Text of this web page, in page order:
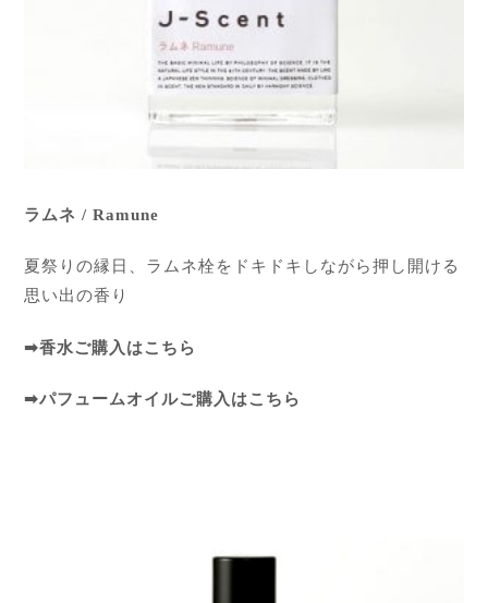
ラムネ / Ramune
夏祭りの縁日、ラムネ栓をドキドキしながら押し開ける
思い出の香り
➡香水ご購入はこちら
➡パフュームオイルご購入はこちら